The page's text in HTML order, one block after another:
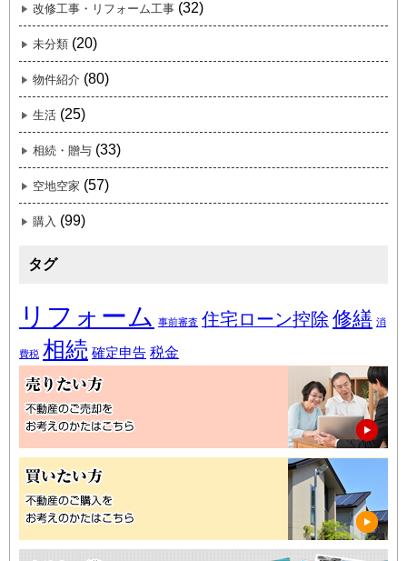
改修工事・リフォーム工事 (32)
未分類 (20)
物件紹介 (80)
生活 (25)
相続・贈与 (33)
空地空家 (57)
購入 (99)
タグ
リフォーム 事前審査 住宅ローン控除 修繕 消
費税 相続 確定申告 税金